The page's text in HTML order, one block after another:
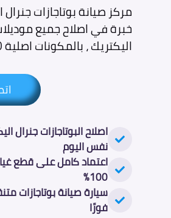
مركز صيانة بوتاجازات
خبرة في اصلاح جميع
اليكتريك ، بالمكونات اصلية 100 % . اتصل الان
اصلاح البوتاجازات جنرال
نفس اليوم
اعتماد كامل على قطع
100%
سيارة صيانة بوتاجازات
فورًا